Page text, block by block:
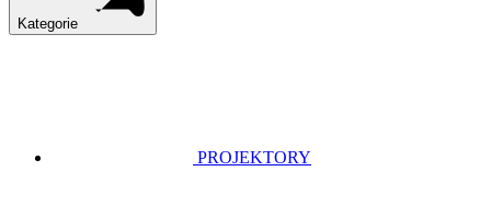
Kategorie
PROJEKTORY